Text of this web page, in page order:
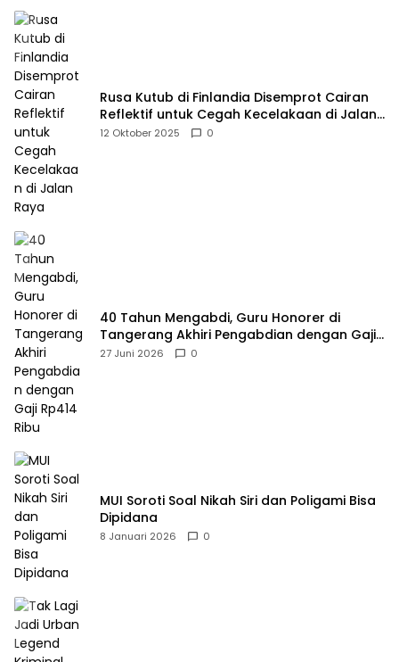
Rusa Kutub di Finlandia Disemprot Cairan
Reflektif untuk Cegah Kecelakaan di Jalan
Raya
12 Oktober 2025 0
40 Tahun Mengabdi, Guru Honorer di
Tangerang Akhiri Pengabdian dengan Gaji
Rp414 Ribu
27 Juni 2026 0
MUI Soroti Soal Nikah Siri dan Poligami Bisa
Dipidana
8 Januari 2026 0